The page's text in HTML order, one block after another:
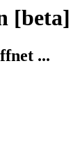
[beta]
...